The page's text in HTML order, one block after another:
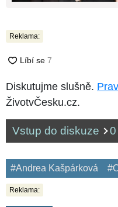
Reklama:
Diskutujme slušně.
ŽivotvČesku.cz.
Vstup do diskuze 0
#Andrea Kašpárková
Reklama: